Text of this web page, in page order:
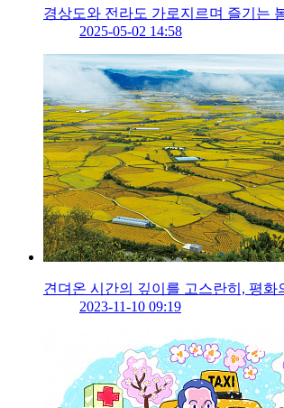
경상도와 전라도 가로지르며 즐기는
2025-05-02 14:58
견뎌온 시간의 깊이를 고스란히, 평화
2023-11-10 09:19